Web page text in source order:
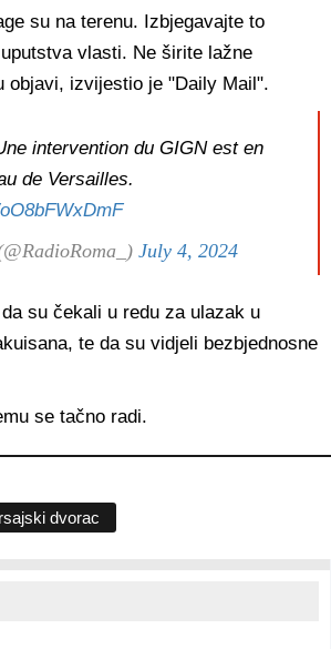
su na terenu. Izbjegavajte to
vlasti. Ne širite lažne
objavi, izvijestio je "Daily Mail".
intervention du GIGN est en
de Versailles.
July 4, 2024
su čekali u redu za ulazak u
te da su vidjeli bezbjednosne
se tačno radi.
dvorac